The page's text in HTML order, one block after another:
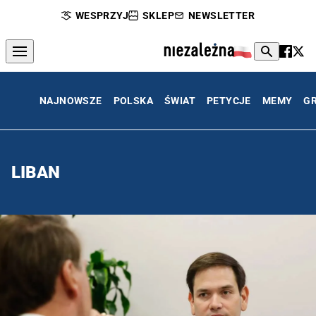
WESPRZYJ SKLEP NEWSLETTER
NAJNOWSZE POLSKA ŚWIAT PETYCJE MEMY
LIBAN